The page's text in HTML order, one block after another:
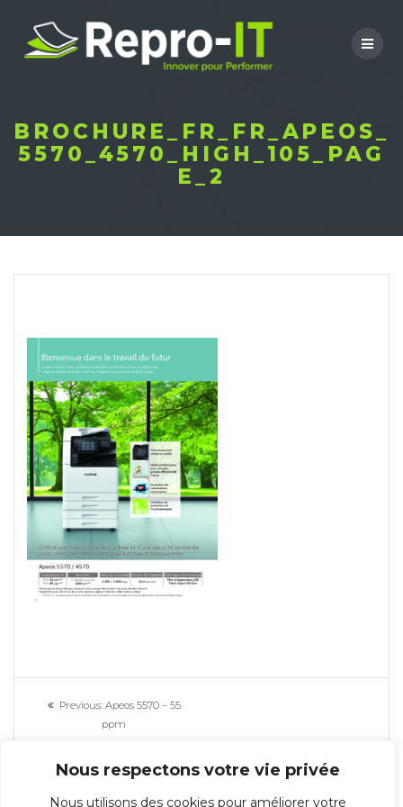
Nous respectons votre vie privée
Nous utilisons des cookies pour améliorer votre
to
content
BROCHURE_FR_FR_APEOS_
5570_4570_HIGH_105_PAG
E_2
l’article
Previous: Previous
post:
Apeos 5570 – 55
ppm